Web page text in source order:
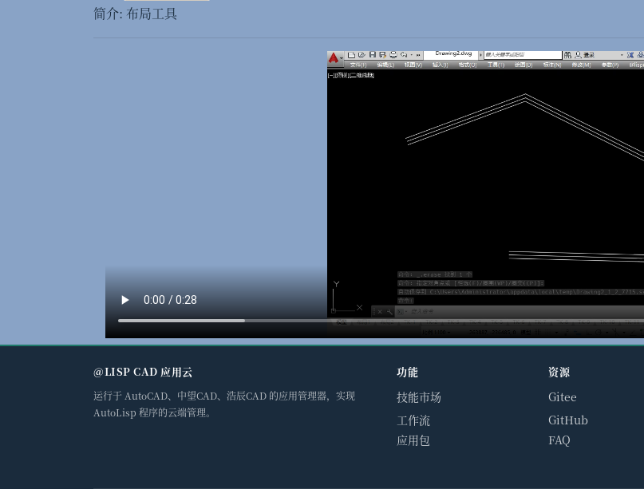
简介: 布局工具
@LISP CAD 应用云
运行于 AutoCAD、中望CAD、浩辰CAD 的应用管理器，实现
AutoLisp 程序的云端管理。
功能
技能市场
工作流
应用包
资源
Gitee
GitHub
FAQ